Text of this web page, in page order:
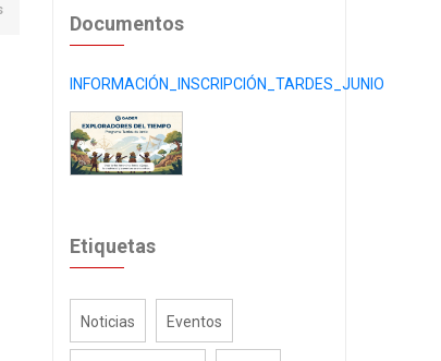
Documentos
INFORMACIÓN_INSCRIPCIÓN_TARDES_JUNIO
Etiquetas
Noticias Eventos